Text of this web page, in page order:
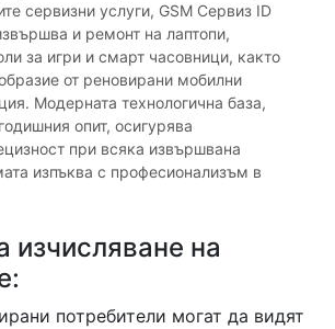
сервизни услуги, GSM Сервиз ID
и ремонт на лаптопи,
за игри и смарт часовници, както
от реновирани мобилни
Модерната технологична база,
опит, осигурява
при всяка извършвана
изпъква с професионализъм в
изчисляване на
потребители могат да видят